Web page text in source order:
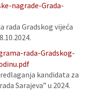
nagrade-Grada-
rada Gradskog vijeća
rada-Gradskog-
kandidata za
Sarajeva” u 2024.